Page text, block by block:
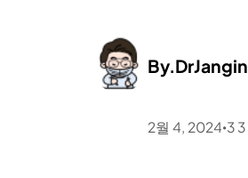
By.DrJangin
2월 4, 2024 •3 3